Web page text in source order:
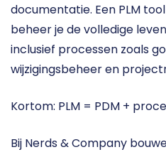
documentatie. Een PLM
beheer je de volledige
inclusief processen zoals
wijzigingsbeheer en
Kortom: PLM = PDM +
Bij Nerds & Company